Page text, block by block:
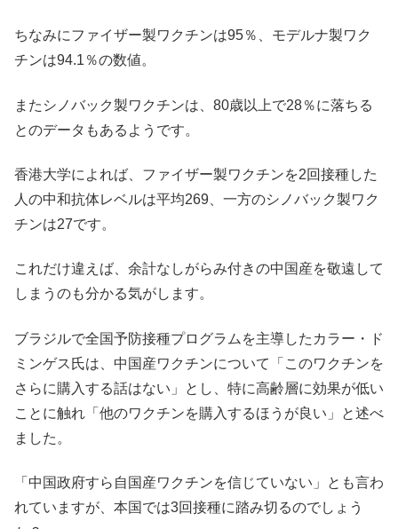
ちなみにファイザー製ワクチンは95％、モデルナ製ワク
チンは94.1％の数値。
またシノバック製ワクチンは、80歳以上で28％に落ちる
とのデータもあるようです。
香港大学によれば、ファイザー製ワクチンを2回接種した
人の中和抗体レベルは平均269、一方のシノバック製ワク
チンは27です。
これだけ違えば、余計なしがらみ付きの中国産を敬遠して
しまうのも分かる気がします。
ブラジルで全国予防接種プログラムを主導したカラー・ド
ミンゲス氏は、中国産ワクチンについて「このワクチンを
さらに購入する話はない」とし、特に高齢層に効果が低い
ことに触れ「他のワクチンを購入するほうが良い」と述べ
ました。
「中国政府すら自国産ワクチンを信じていない」とも言わ
れていますが、本国では3回接種に踏み切るのでしょう